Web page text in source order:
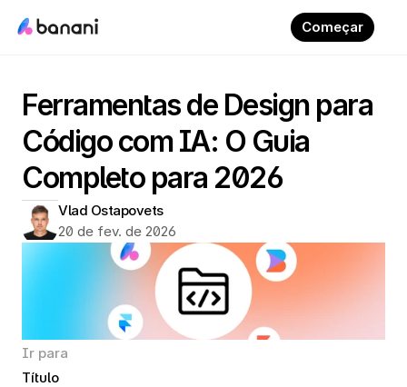
Começar
Ferramentas de Design para
Código com IA: O Guia
Completo para 2026
Vlad Ostapovets
20 de fev. de 2026
Ir para
Título